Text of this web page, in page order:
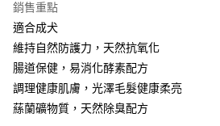
全家取貨付款
每筆NT$60，滿NT$1,000(含以上)免運費
7-11取貨付款
每筆NT$60，滿NT$1,000(含以上)免運費
銷售重點
適合成犬
維持自然防護力，天然抗氧化
腸道保健，易消化酵素配方
調理健康肌膚，光澤毛髮健康柔亮
蕬蘭礦物質，天然除臭配方